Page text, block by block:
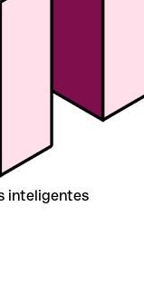
inteligentes